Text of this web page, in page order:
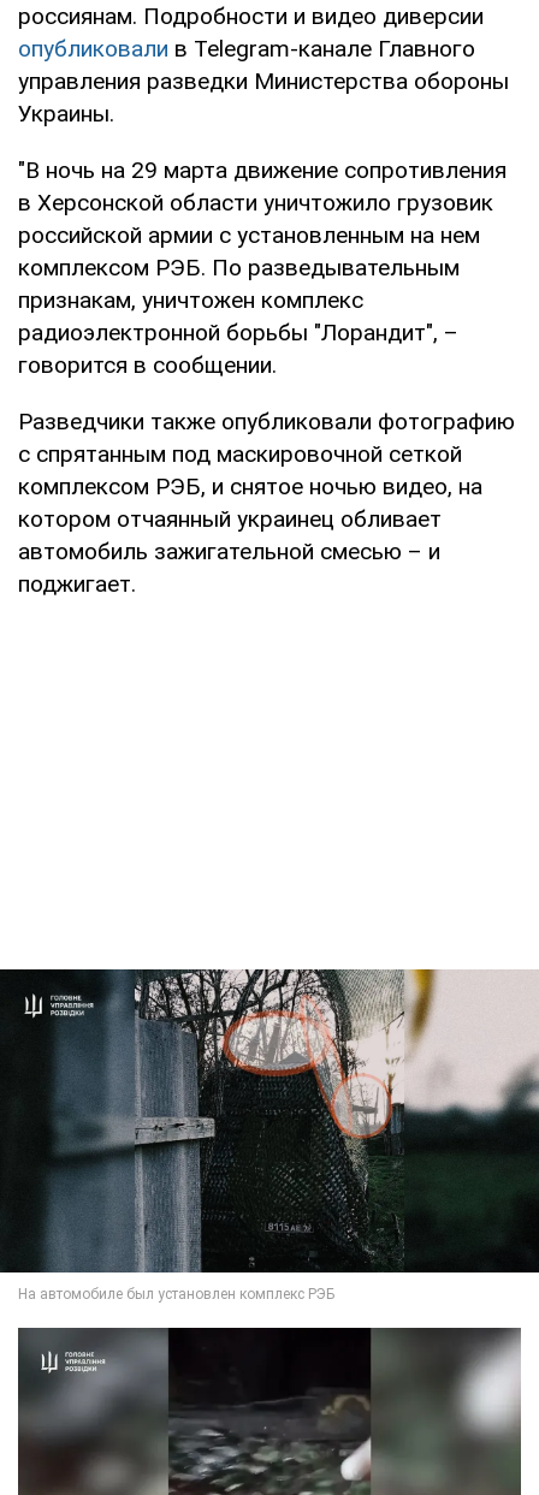
россиянам. Подробности и видео диверсии
опубликовали в Telegram-канале Главного
управления разведки Министерства обороны
Украины.
"В ночь на 29 марта движение сопротивления
в Херсонской области уничтожило грузовик
российской армии с установленным на нем
комплексом РЭБ. По разведывательным
признакам, уничтожен комплекс
радиоэлектронной борьбы "Лорандит", –
говорится в сообщении.
Разведчики также опубликовали фотографию
с спрятанным под маскировочной сеткой
комплексом РЭБ, и снятое ночью видео, на
котором отчаянный украинец обливает
автомобиль зажигательной смесью – и
поджигает.